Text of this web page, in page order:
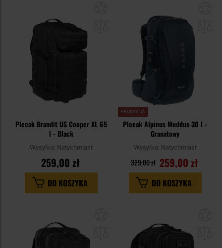
schowka
Plecak Brandit US Cooper XL 65
l - Black
Wysyłka: Natychmiast
259,00 zł
DO KOSZYKA
PROMOCJA
Plecak Alpinus Muddus 30 l -
Granatowy
Wysyłka: Natychmiast
259,00 zł
329,00 zł
DO KOSZYKA
schowka